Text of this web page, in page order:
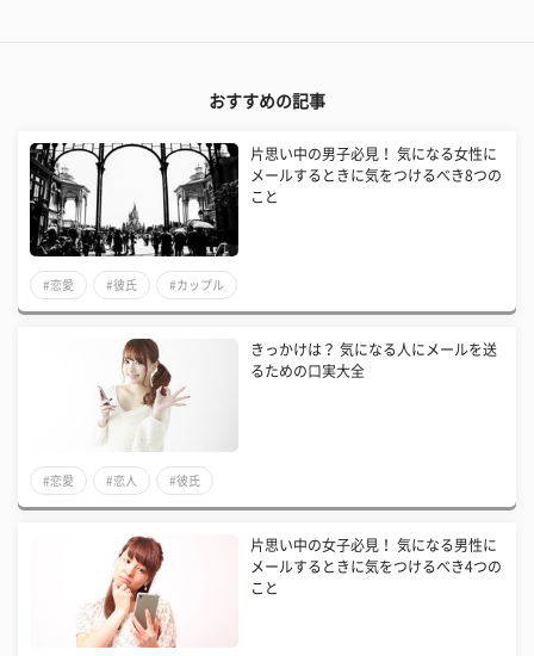
おすすめの記事
片思い中の男子必見！ 気になる女性に
メールするときに気をつけるべき8つの
こと
#恋愛 #彼氏 #カップル
きっかけは？ 気になる人にメールを送
るための口実大全
#恋愛 #恋人 #彼氏
片思い中の女子必見！ 気になる男性に
メールするときに気をつけるべき4つの
こと